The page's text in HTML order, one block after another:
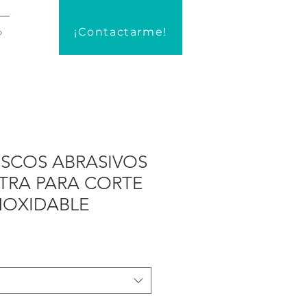
¡Contactarme!
ABRASIVOS
PARA CORTE